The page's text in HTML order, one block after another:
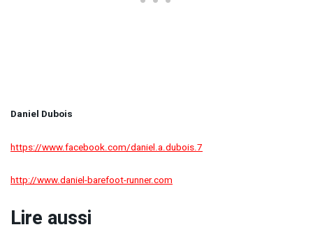
Daniel Dubois
https://www.facebook.com/daniel.a.dubois.7
http://www.daniel-barefoot-runner.com
Lire aussi